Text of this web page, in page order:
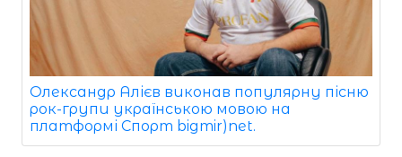
Олександр Алієв виконав популярну пісню
рок-групи українською мовою на
платформі Спорт bigmir)net.